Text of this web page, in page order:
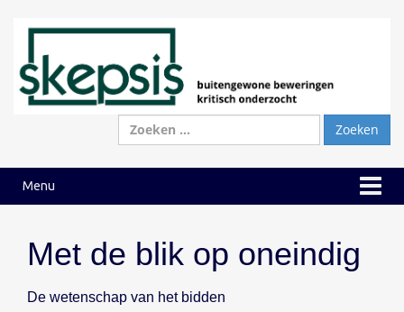
Zoeken
naar:
Menu
Met de blik op oneindig
De wetenschap van het bidden